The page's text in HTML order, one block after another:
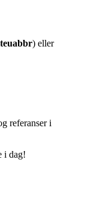
) eller
referanser i
i dag!